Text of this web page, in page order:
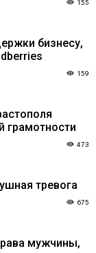
155
бизнесу,
159
грамотности
473
тревога
675
мужчины,